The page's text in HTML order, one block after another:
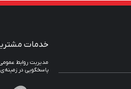
خدمات
پاسخگویی در